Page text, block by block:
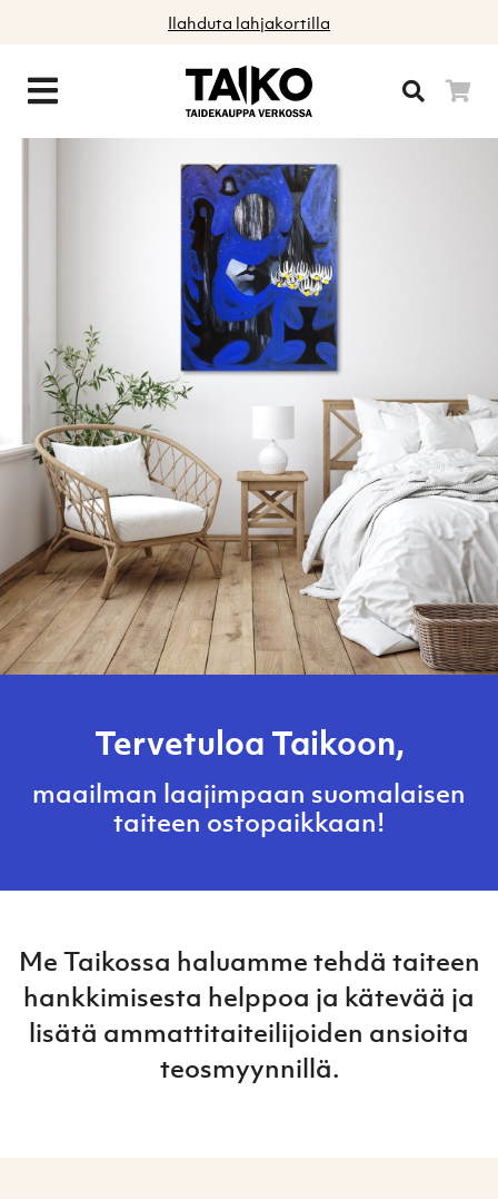
Ilahduta lahjakortilla
Tervetuloa Taikoon,
maailman laajimpaan suomalaisen
taiteen ostopaikkaan!
Me Taikossa haluamme tehdä taiteen
hankkimisesta helppoa ja kätevää ja
lisätä ammattitaiteilijoiden ansioita
teosmyynnillä.